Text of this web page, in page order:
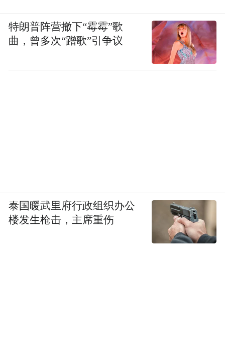
特朗普阵营撤下“霉霉”歌
曲，曾多次“蹭歌”引争议
泰国暖武里府行政组织办公
楼发生枪击，主席重伤